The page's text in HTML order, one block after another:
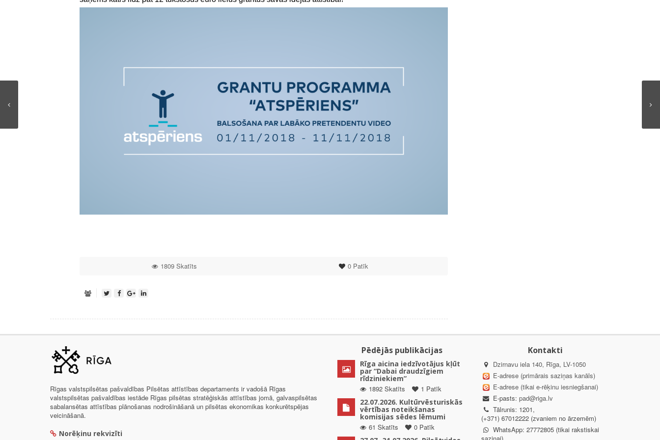
0Patīk
1809 Skatīts
Rīgas valstspilsētas pašvaldības Pilsētas attīstības departaments ir vadošā Rīgas
valstspilsētas pašvaldības iestāde Rīgas pilsētas stratēģiskās attīstības jomā, galvaspilsētas
sabalansētas attīstības plānošanas nodrošināšanā un pilsētas ekonomikas konkurētspējas
veicināšanā.
Norēķinu rekvizīti
Pēdējās publikācijas
Rīga aicina iedzīvotājus kļūt
par “Dabai draudzīgiem
rīdziniekiem”
1892 Skatīts
1 Patīk
22.07.2026. Kultūrvēsturiskās
vērtības noteikšanas
komisijas sēdes lēmumi
61 Skatīts
0 Patīk
Kontakti
Dzirnavu iela 140, Rīga, LV-1050
E-adrese (primārais saziņas kanāls)
E-adrese (tikai e-rēķinu iesniegšanai)
E-pasts: pad@riga.lv
Tālrunis: 1201,
(+371) 67012222 (zvaniem no ārzemēm)
WhatsApp: 27772805 (tikai rakstiskai
saziņai)